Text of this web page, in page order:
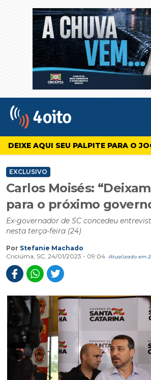
4oito
DEIXE AQUI SEU PALPITE PARA O
EXCLUSIVO
Carlos Moisés:
para o próximo
Ex-governador de SC concedeu
nesta terça-feira (24)
Por Stefanie Machado
Criciúma, SC, 24/01/2023 - 09:04
Atualizado em